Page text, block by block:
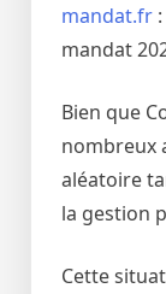
mandat.fr
mandat
Bien que
nombreux
aléatoire
la gestion
Cette